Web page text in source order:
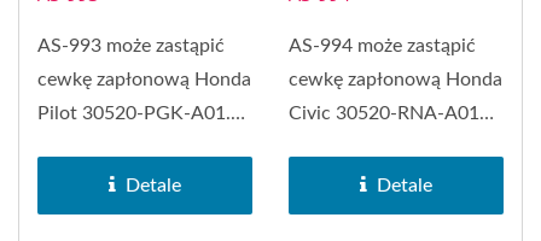
AS-993 może zastąpić
cewkę zapłonową Honda
Pilot 30520-PGK-A01.
Detale
AS-994 może zastąpić
cewkę zapłonową Honda
Civic 30520-RNA-A01
Cewka...
Detale